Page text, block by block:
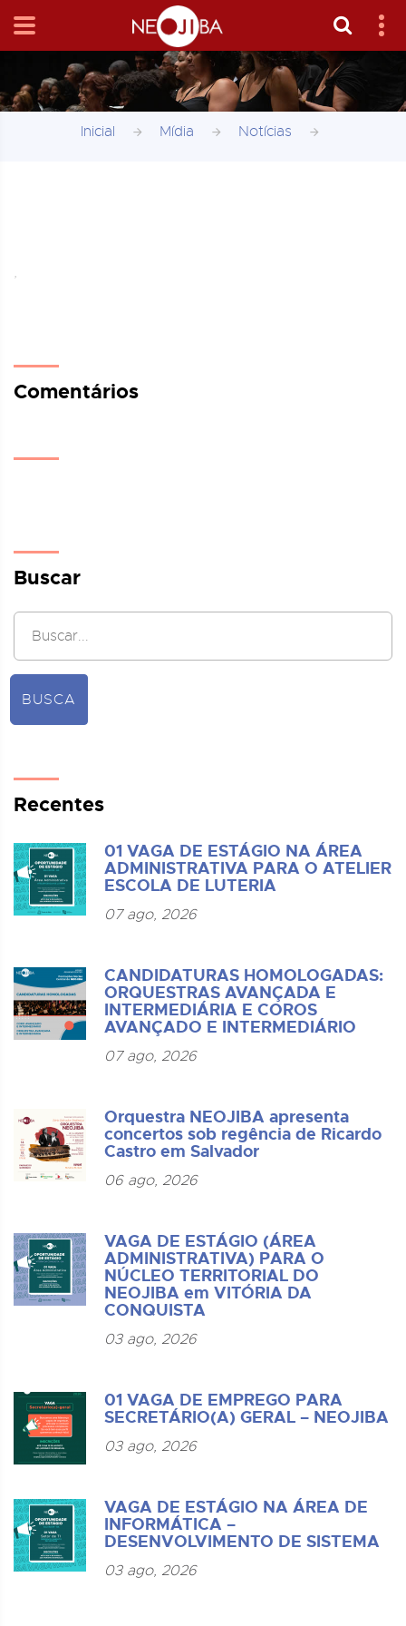
Inicial Mídia Notícias
,
Comentários
Buscar
BUSCA
Recentes
01 VAGA DE ESTÁGIO NA ÁREA
ADMINISTRATIVA PARA O ATELIER
ESCOLA DE LUTERIA
07 ago, 2026
CANDIDATURAS HOMOLOGADAS:
ORQUESTRAS AVANÇADA E
INTERMEDIÁRIA E COROS
AVANÇADO E INTERMEDIÁRIO
07 ago, 2026
Orquestra NEOJIBA apresenta
concertos sob regência de Ricardo
Castro em Salvador
06 ago, 2026
VAGA DE ESTÁGIO (ÁREA
ADMINISTRATIVA) PARA O
NÚCLEO TERRITORIAL DO
NEOJIBA em VITÓRIA DA
CONQUISTA
03 ago, 2026
01 VAGA DE EMPREGO PARA
SECRETÁRIO(A) GERAL – NEOJIBA
03 ago, 2026
VAGA DE ESTÁGIO NA ÁREA DE
INFORMÁTICA –
DESENVOLVIMENTO DE SISTEMA
03 ago, 2026